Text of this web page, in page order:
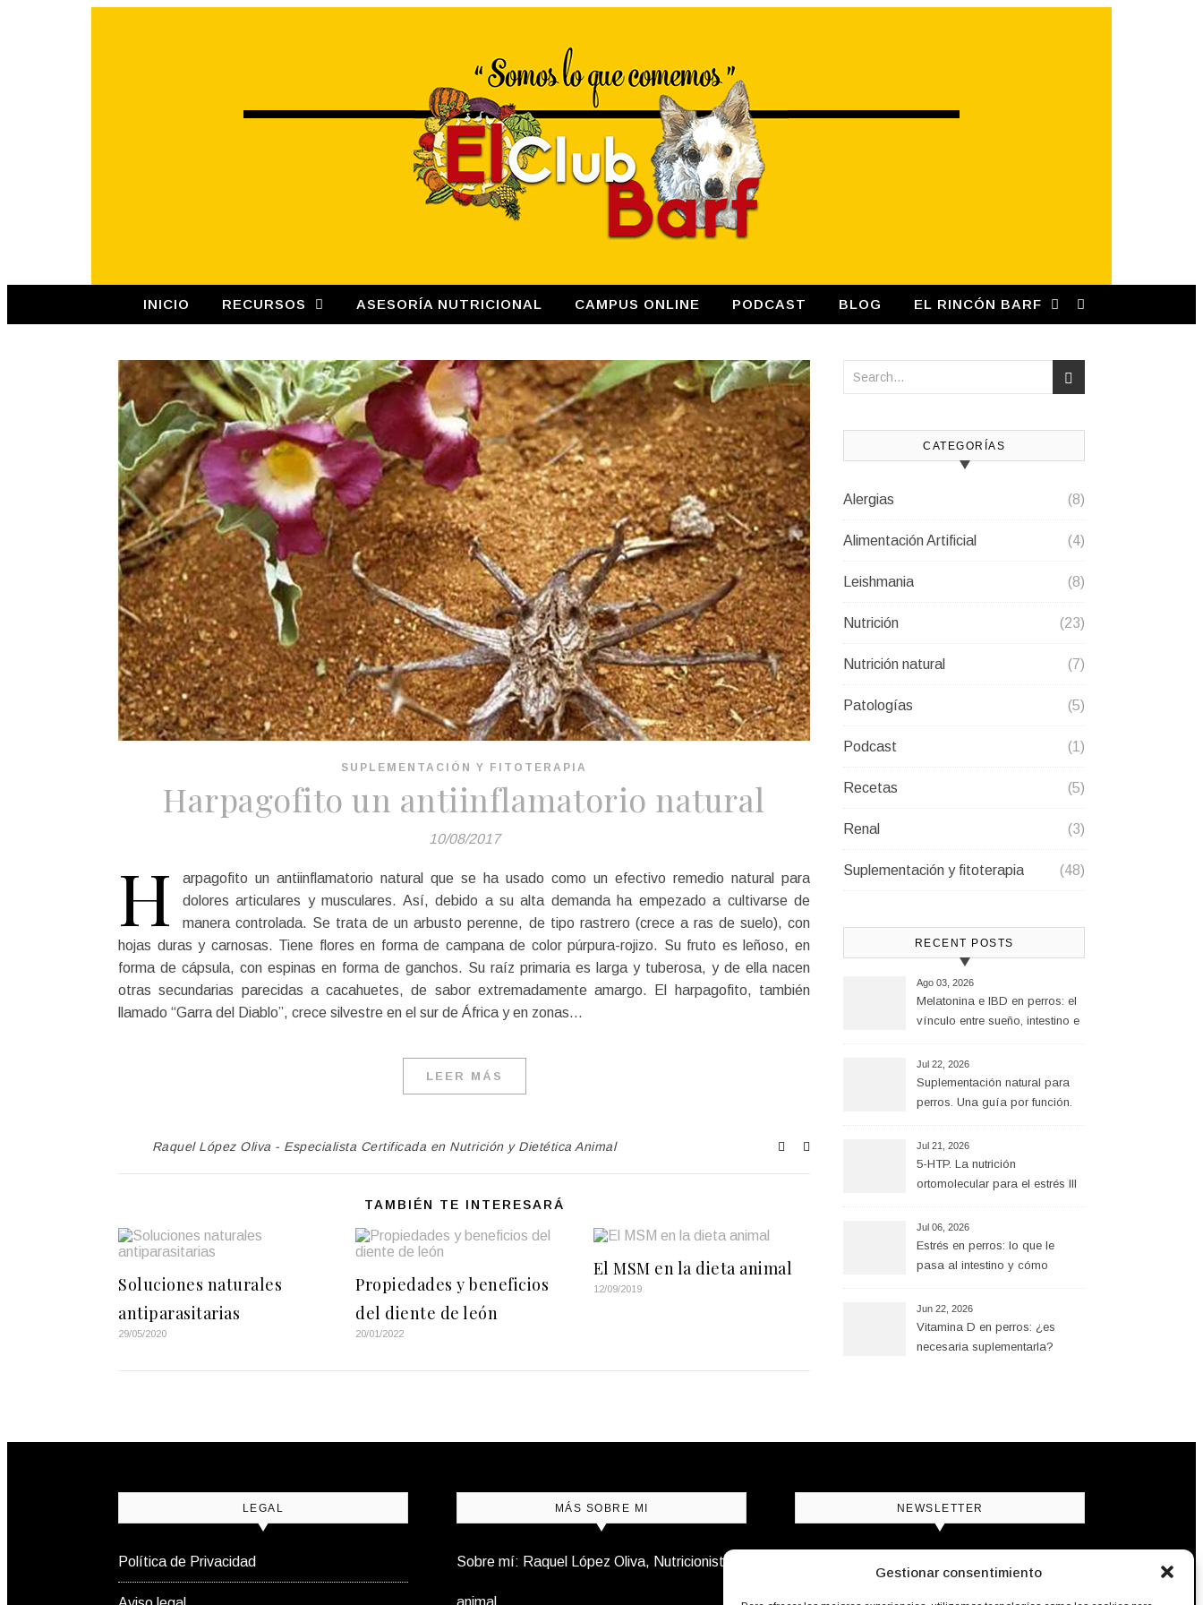
Gestionar consentimiento
INICIO RECURSOS ASESORÍA NUTRICIONAL CAMPUS ONLINE PODCAST BLOG EL RINCÓN BARF
SUPLEMENTACIÓN Y FITOTERAPIA
Harpagofito un antiinflamatorio natural
10/08/2017
H
arpagofito un antiinflamatorio natural que se ha usado como un efectivo remedio natural para
dolores articulares y musculares. Así, debido a su alta demanda ha empezado a cultivarse de
manera controlada. Se trata de un arbusto perenne, de tipo rastrero (crece a ras de suelo), con
hojas duras y carnosas. Tiene flores en forma de campana de color púrpura-rojizo. Su fruto es leñoso, en
forma de cápsula, con espinas en forma de ganchos. Su raíz primaria es larga y tuberosa, y de ella nacen
otras secundarias parecidas a cacahuetes, de sabor extremadamente amargo. El harpagofito, también
llamado “Garra del Diablo”, crece silvestre en el sur de África y en zonas…
LEER MÁS
Raquel López Oliva - Especialista Certificada en Nutrición y Dietética Animal
TAMBIÉN TE INTERESARÁ
Soluciones naturales
antiparasitarias
29/05/2020
Propiedades y beneficios
del diente de león
20/01/2022
El MSM en la dieta animal
12/09/2019
CATEGORÍAS
Alergias (8)
Alimentación Artificial (4)
Leishmania (8)
Nutrición (23)
Nutrición natural (7)
Patologías (5)
Podcast (1)
Recetas (5)
Renal (3)
Suplementación y fitoterapia (48)
RECENT POSTS
Ago 03, 2026
Melatonina e IBD en perros: el
vínculo entre sueño, intestino e
Jul 22, 2026
Suplementación natural para
perros. Una guía por función.
Jul 21, 2026
5-HTP. La nutrición
ortomolecular para el estrés III
Jul 06, 2026
Estrés en perros: lo que le
pasa al intestino y cómo
Jun 22, 2026
Vitamina D en perros: ¿es
necesaria suplementarla?
LEGAL
Política de Privacidad
MÁS SOBRE MI
Sobre mí: Raquel López Oliva, Nutricionista
animal
NEWSLETTER
semana en tu bandeja